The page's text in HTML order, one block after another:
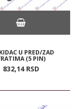
U PRED/ZAD
(5 PIN)
832,14 RSD